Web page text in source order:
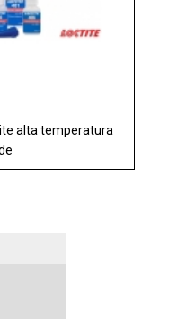
alta temperatura